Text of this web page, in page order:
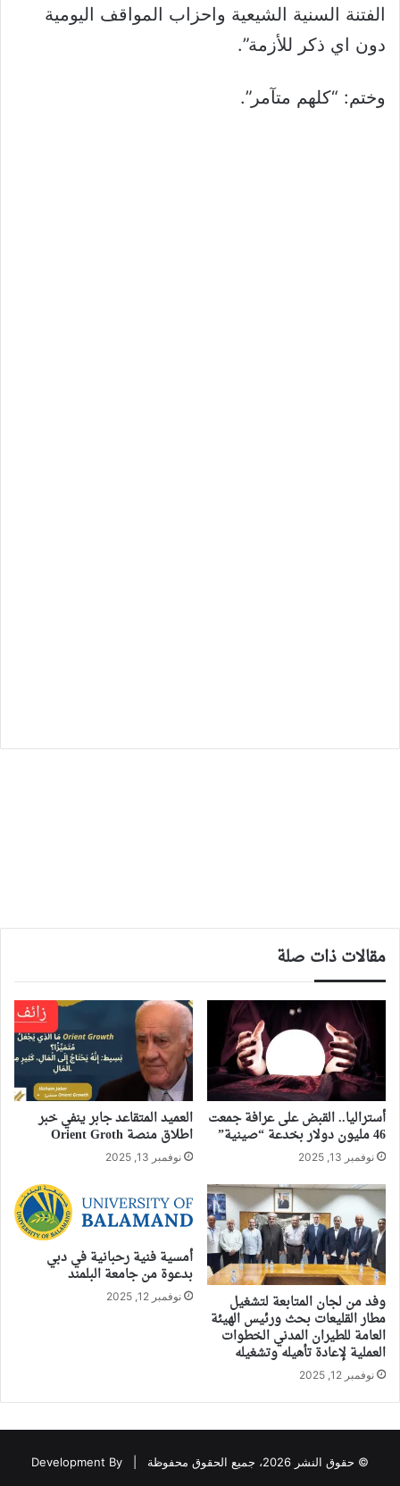
الفتنة السنية الشيعية واحزاب المواقف اليومية
دون اي ذكر للأزمة”.
وختم: “كلهم متآمر”.
مقالات ذات صلة
أستراليا.. القبض على عرافة جمعت
46 مليون دولار بخدعة “صينية”
نوفمبر 13, 2025
العميد المتقاعد جابر ينفي خبر
اطلاق منصة Orient Groth
نوفمبر 13, 2025
وفد من لجان المتابعة لتشغيل
مطار القليعات بحث ورئيس الهيئة
العامة للطيران المدني الخطوات
العملية لإعادة تأهيله وتشغيله
نوفمبر 12, 2025
أمسية فنية رحبانية في دبي
بدعوة من جامعة البلمند
نوفمبر 12, 2025
© حقوق النشر 2026، جميع الحقوق محفوظة |
Development By